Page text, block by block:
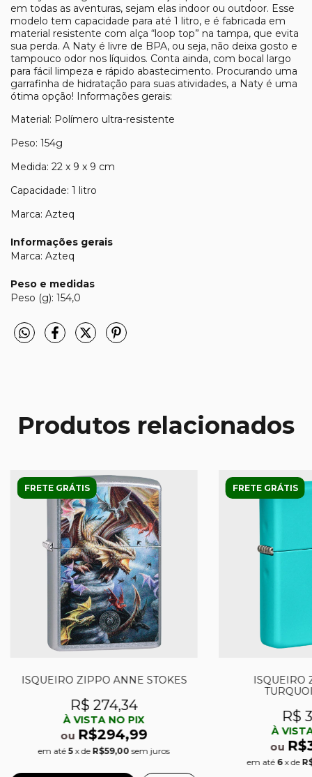
em todas as aventuras, sejam elas indoor ou outdoor. Esse
modelo tem capacidade para até 1 litro, e é fabricada em
material resistente com alça “loop top” na tampa, que evita
sua perda. A Naty é livre de BPA, ou seja, não deixa gosto e
tampouco odor nos líquidos. Conta ainda, com bocal largo
para fácil limpeza e rápido abastecimento. Procurando uma
garrafinha de hidratação para suas atividades, a Naty é uma
ótima opção! Informações gerais:
Material: Polímero ultra-resistente
Peso: 154g
Medida: 22 x 9 x 9 cm
Capacidade: 1 litro
Marca: Azteq
Informações gerais
Marca: Azteq
Peso e medidas
Peso (g): 154,0
Produtos relacionados
FRETE GRÁTIS
ISQUEIRO ZIPPO ANNE STOKES
R$ 274,34
À VISTA NO PIX
ou R$294,99
em até5 x de R$59,00 sem juros
FRETE GRÁTIS
ISQUEIRO
R$
À
ou
em até 6 x de